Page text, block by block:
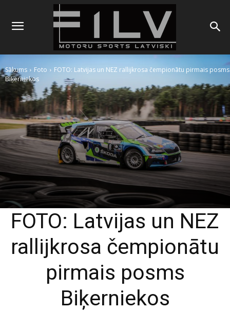
Sākums Foto
FOTO: Latvijas un NEZ rallijkrosa čempionātu pirmais posms
Biķerniekos
FOTO: Latvijas un NEZ
rallijkrosa čempionātu
pirmais posms
Biķerniekos